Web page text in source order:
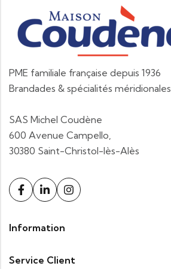
PME familiale française depuis 1936
Brandades & spécialités méridionales
SAS Michel Coudène
600 Avenue Campello,
30380 Saint-Christol-lès-Alès
Information
Service Client